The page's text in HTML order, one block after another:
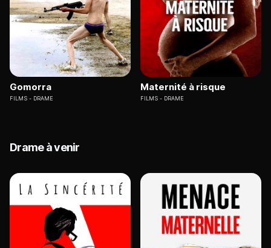
Gomorra
FILMS DRAME
Maternité à risque
FILMS DRAME
Drame à venir